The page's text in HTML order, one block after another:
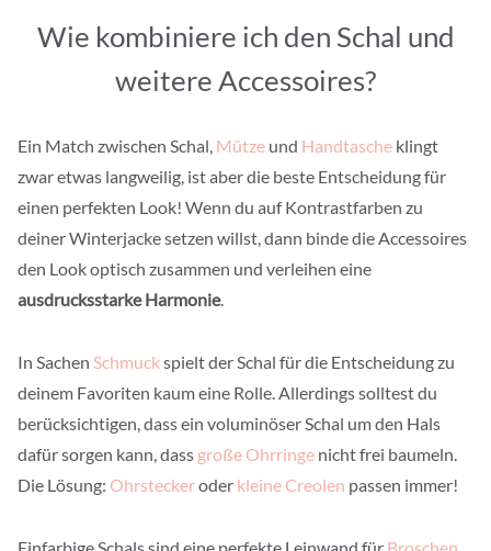
Wie kombiniere ich den Schal und
weitere Accessoires?
Ein Match zwischen Schal, Mütze und Handtasche klingt
zwar etwas langweilig, ist aber die beste Entscheidung für
einen perfekten Look! Wenn du auf Kontrastfarben zu
deiner Winterjacke setzen willst, dann binde die Accessoires
den Look optisch zusammen und verleihen eine
ausdrucksstarke Harmonie.
In Sachen Schmuckspielt der Schal für die Entscheidung zu
deinem Favoriten kaum eine Rolle. Allerdings solltest du
berücksichtigen, dass ein voluminöser Schal um den Hals
dafür sorgen kann, dass große Ohrringe nicht frei baumeln.
Die Lösung: Ohrsteckeroder kleine Creolen passen immer!